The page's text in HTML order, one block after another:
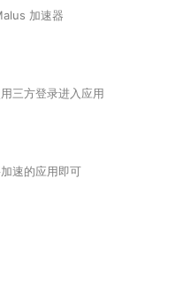
加速器
三方登录进入应用
速的应用即可